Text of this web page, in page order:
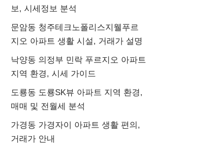
보, 시세정보 분석
문암동 청주테크노폴리스지웰푸르
지오 아파트 생활 시설, 거래가 설명
낙양동 의정부 민락 푸르지오 아파트
지역 환경, 시세 가이드
도룡동 도룡SK뷰 아파트 지역 환경,
매매 및 전월세 분석
가경동 가경자이 아파트 생활 편의,
거래가 안내